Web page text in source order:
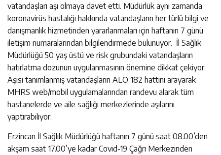
vatandaşları aşı olmaya davet etti. Müdürlük aynı zamanda
koronavirüs hastalığı hakkında vatandaşların her türlü bilgi ve
danışmanlık hizmetinden yararlanmaları için haftanın 7 günü
iletişim numaralarından bilgilendirmede bulunuyor. İl Sağlık
Müdürlüğü 50 yaş üstü ve risk grubundaki vatandaşların
hatırlatma dozunun uygulanmasının önemine dikkat çekiyor.
Aşısı tanımlanmış vatandaşların ALO 182 hattını arayarak
MHRS web/mobil uygulamalarından randevu alarak tüm
hastanelerde ve aile sağlığı merkezlerinde aşılarını
yaptırabiliyor.
Erzincan İl Sağlık Müdürlüğü haftanın 7 günü saat 08.00’den
akşam saat 17.00’ye kadar Covid-19 Çağrı Merkezinden